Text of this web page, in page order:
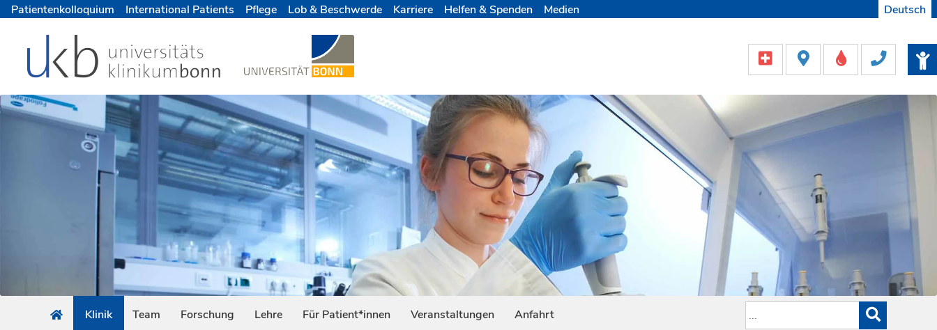
Patientenkolloquium International Patients Pflege Lob & Beschwerde Karriere Helfen & Spenden Medien Deutsch
Klinik Team Forschung Lehre Für Patient*innen Veranstaltungen Anfahrt